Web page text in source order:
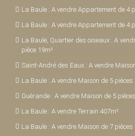
La Baule : A vendre Appartement de 4
La Baule : A vendre Appartement de 4
La Baule, Quartier des oiseaux : A
pièce 19m²
Saint-André des Eaux : A vendre
La Baule : A vendre Maison de 5 pièces
Guérande : A vendre Maison de 5
La Baule : A vendre Terrain 407m²
La Baule : A vendre Maison de 7 pièces